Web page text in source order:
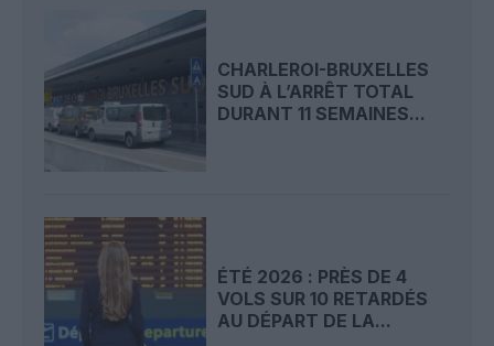
CHARLEROI-BRUXELLES
SUD À L’ARRÊT TOTAL
DURANT 11 SEMAINES...
ÉTÉ 2026 : PRÈS DE 4
VOLS SUR 10 RETARDÉS
AU DÉPART DE LA...